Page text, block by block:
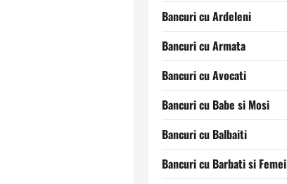
Bancuri cu Ardeleni
Bancuri cu Armata
Bancuri cu Avocati
Bancuri cu Babe si Mosi
Bancuri cu Balbaiti
Bancuri cu Barbati si Femei